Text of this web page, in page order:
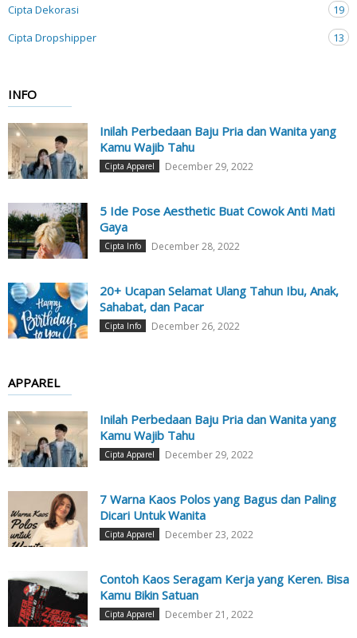
Cipta Dekorasi
19
Cipta Dropshipper
13
INFO
Inilah Perbedaan Baju Pria dan Wanita yang
Kamu Wajib Tahu
Cipta Apparel December 29, 2022
5 Ide Pose Aesthetic Buat Cowok Anti Mati
Gaya
Cipta Info December 28, 2022
20+ Ucapan Selamat Ulang Tahun Ibu, Anak,
Sahabat, dan Pacar
Cipta Info December 26, 2022
APPAREL
Inilah Perbedaan Baju Pria dan Wanita yang
Kamu Wajib Tahu
Cipta Apparel December 29, 2022
7 Warna Kaos Polos yang Bagus dan Paling
Dicari Untuk Wanita
Cipta Apparel December 23, 2022
Contoh Kaos Seragam Kerja yang Keren. Bisa
Kamu Bikin Satuan
Cipta Apparel December 21, 2022